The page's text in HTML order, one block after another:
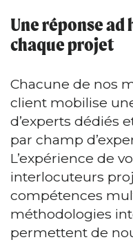
Une réponse ad
chaque projet
Chacune de nos
client mobilise
d’experts dédiés
par champ
L’expérience de
interlocuteurs
compétences
méthodologies
permettent de